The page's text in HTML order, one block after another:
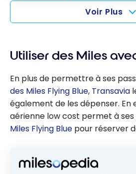
Voir Plus
Utiliser des Miles
En plus de permettre à ses
des Miles Flying Blue, Transavia
également de les dépenser.
aérienne low cost permet à ses
Miles Flying Blue pour réserver